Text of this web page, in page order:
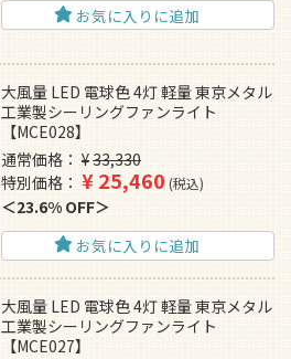
お気に入りに追加
大風量 LED 電球色 4灯 軽量 東京メタル
工業製シーリングファンライト
【MCE028】
通常価格
¥33,330
特別価格
¥25,460 税込
23.6% OFF
お気に入りに追加
大風量 LED 電球色 4灯 軽量 東京メタル
工業製シーリングファンライト
【MCE027】